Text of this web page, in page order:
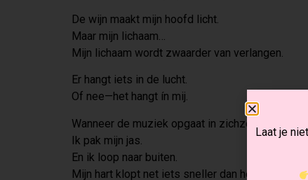
De wijn maakt mijn hoofd licht.
Maar mijn lichaam…
Mijn lichaam wordt zwaarder van verlangen.
Er hangt iets in de lucht.
Of nee—het hangt ín mij.
Wanneer de muziek opgaat in zichzelf, en het
Ik pak mijn jas.
En ik loop naar buiten.
Mijn hart klopt net iets sneller dan het zou
Laat je